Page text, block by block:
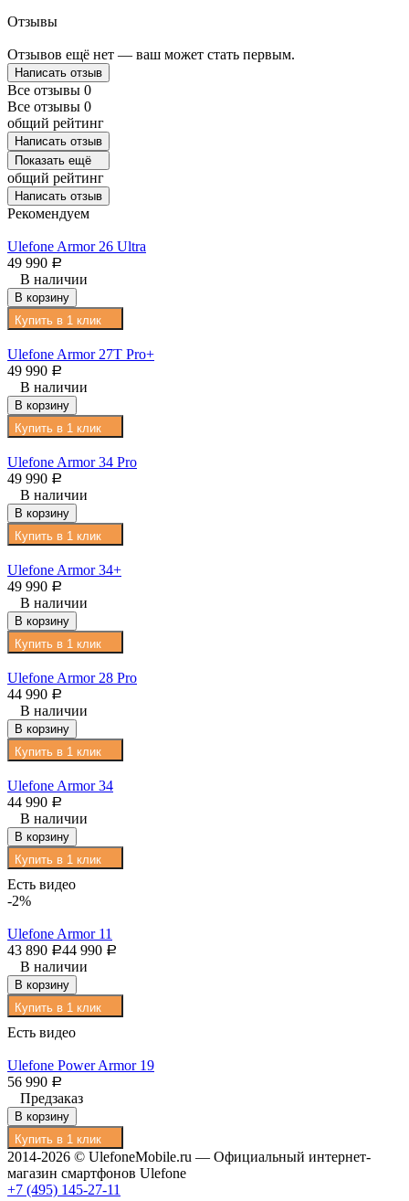
Отзывы
Отзывов ещё нет — ваш может стать первым.
Написать отзыв
Все отзывы 0
Все отзывы 0
общий рейтинг
Написать отзыв
Показать ещё
общий рейтинг
Написать отзыв
Рекомендуем
Ulefone Armor 26 Ultra
49 990 Р
В наличии
В корзину
Купить в 1 клик
Ulefone Armor 27T Pro+
49 990 Р
В наличии
В корзину
Купить в 1 клик
Ulefone Armor 34 Pro
49 990 Р
В наличии
В корзину
Купить в 1 клик
Ulefone Armor 34+
49 990 Р
В наличии
В корзину
Купить в 1 клик
Ulefone Armor 28 Pro
44 990 Р
В наличии
В корзину
Купить в 1 клик
Ulefone Armor 34
44 990 Р
В наличии
В корзину
Купить в 1 клик
Есть видео
-2%
Ulefone Armor 11
43 890 Р44 990 Р
В наличии
В корзину
Купить в 1 клик
Есть видео
Ulefone Power Armor 19
56 990 Р
Предзаказ
В корзину
Купить в 1 клик
2014-2026 © UlefoneMobile.ru — Официальный интернет-
магазин смартфонов Ulefone
+7 (495) 145-27-11